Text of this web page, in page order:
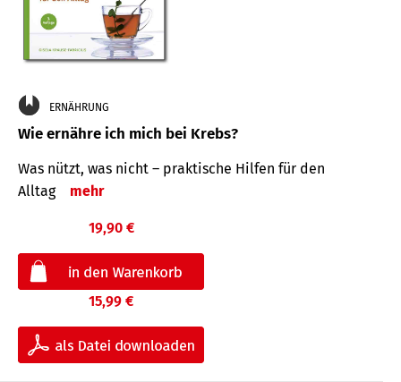
ERNÄHRUNG
Wie ernähre ich mich bei Krebs?
Was nützt, was nicht – praktische Hilfen für den
Alltag
mehr
19,90 €
15,99 €